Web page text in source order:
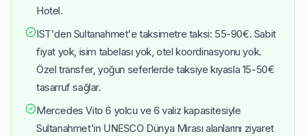
Hotel.
IST'den Sultanahmet'e taksimetre taksi: 55-90€. Sabit
fiyat yok, isim tabelası yok, otel koordinasyonu yok.
Özel transfer, yoğun seferlerde taksiye kıyasla 15-50€
tasarruf sağlar.
Mercedes Vito 6 yolcu ve 6 valiz kapasitesiyle
Sultanahmet'in UNESCO Dünya Mirası alanlarını ziyaret